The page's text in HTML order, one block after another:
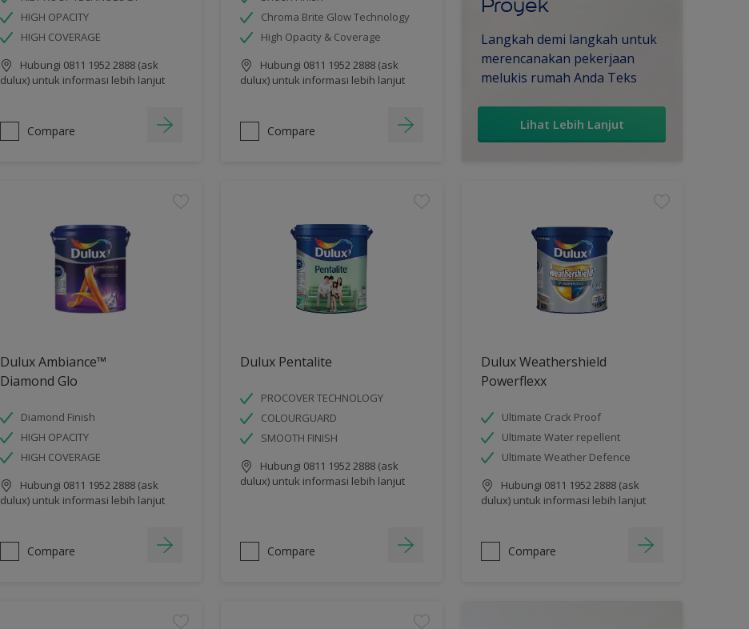
HIGH OPACITY
HIGH COVERAGE
Hubungi 0811 1952 2888 (ask
dulux) untuk informasi lebih lanjut
Compare
Chroma Brite Glow Technology
High Opacity & Coverage
Hubungi 0811 1952 2888 (ask
dulux) untuk informasi lebih lanjut
Compare
Langkah demi langkah untuk
merencanakan pekerjaan
melukis rumah Anda Teks
Lihat Lebih Lanjut
Dulux Ambiance™
Diamond Glo
Diamond Finish
HIGH OPACITY
HIGH COVERAGE
Hubungi 0811 1952 2888 (ask
dulux) untuk informasi lebih lanjut
Compare
Dulux Pentalite
PROCOVER TECHNOLOGY
COLOURGUARD
SMOOTH FINISH
Hubungi 0811 1952 2888 (ask
dulux) untuk informasi lebih lanjut
Compare
Dulux Weathershield
Powerflexx
Ultimate Crack Proof
Ultimate Water repellent
Ultimate Weather Defence
Hubungi 0811 1952 2888 (ask
dulux) untuk informasi lebih lanjut
Compare